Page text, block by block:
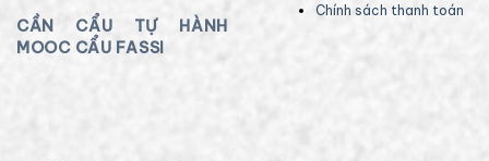
CẦN CẨU TỰ HÀNH
MOOC CẨU FASSI
Chính sách thanh toán